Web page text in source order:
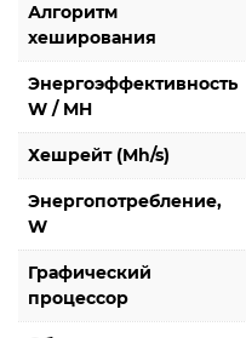
Алгоритм
хеширования
Энергоэффективность
W / MH
Хешрейт (Mh/s)
Энергопотребление,
W
Графический
процессор